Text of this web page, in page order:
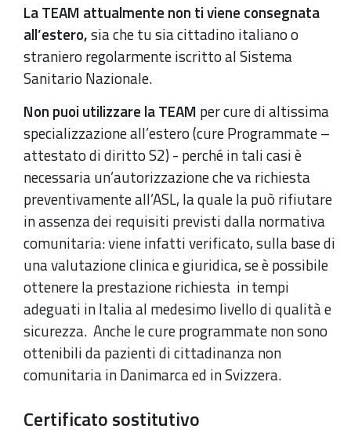
La TEAM attualmente non ti viene consegnata
all’estero,sia che tu sia cittadino italiano o
straniero regolarmente iscritto al Sistema
Sanitario Nazionale.
Non puoi utilizzare la TEAM per cure di altissima
specializzazione all’estero (cure Programmate –
attestato di diritto S2) - perché in tali casi è
necessaria un’autorizzazione che va richiesta
preventivamente all’ASL, la quale la può rifiutare
in assenza dei requisiti previsti dalla normativa
comunitaria: viene infatti verificato, sulla base di
una valutazione clinica e giuridica, se è possibile
ottenere la prestazione richiesta in tempi
adeguati in Italia al medesimo livello di qualità e
sicurezza. Anche le cure programmate non sono
ottenibili da pazienti di cittadinanza non
comunitaria in Danimarca ed in Svizzera.
Certificato sostitutivo